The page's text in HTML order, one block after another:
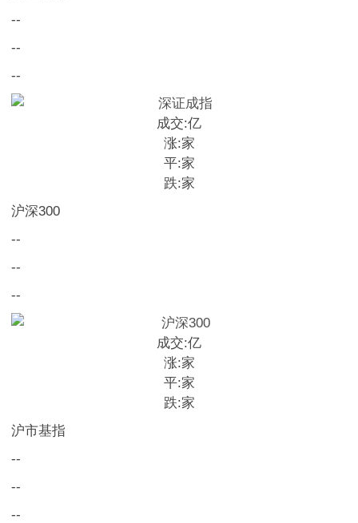
--
--
--
成交:亿
涨:家
平:家
跌:家
沪深300
--
--
--
成交:亿
涨:家
平:家
跌:家
沪市基指
--
--
--